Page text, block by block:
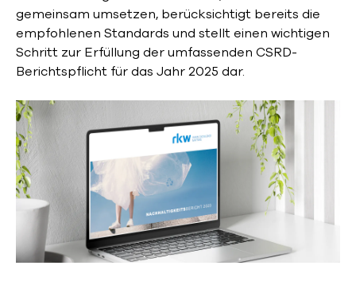
gemeinsam umsetzen, berücksichtigt bereits die
empfohlenen Standards und stellt einen wichtigen
Schritt zur Erfüllung der umfassenden CSRD-
Berichtspflicht für das Jahr 2025 dar.